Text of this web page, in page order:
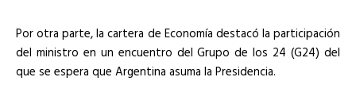
Por otra parte, la cartera de Economía destacó la participación
del ministro en un encuentro del Grupo de los 24 (G24) del
que se espera que Argentina asuma la Presidencia.